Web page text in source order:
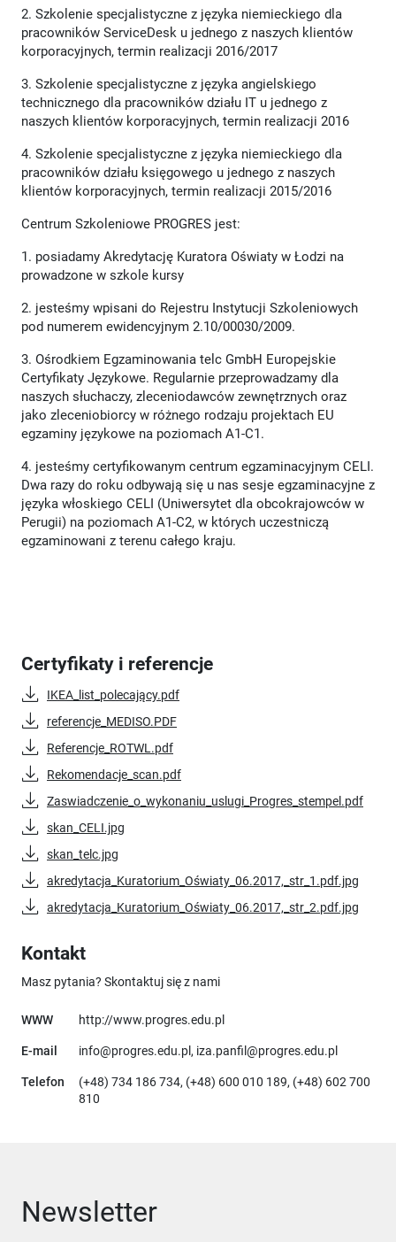
2. Szkolenie specjalistyczne z języka niemieckiego dla
pracowników ServiceDesk u jednego z naszych klientów
korporacyjnych, termin realizacji 2016/2017
3. Szkolenie specjalistyczne z języka angielskiego
technicznego dla pracowników działu IT u jednego z
naszych klientów korporacyjnych, termin realizacji 2016
4. Szkolenie specjalistyczne z języka niemieckiego dla
pracowników działu księgowego u jednego z naszych
klientów korporacyjnych, termin realizacji 2015/2016
Centrum Szkoleniowe PROGRES jest:
1. posiadamy Akredytację Kuratora Oświaty w Łodzi na
prowadzone w szkole kursy
2. jesteśmy wpisani do Rejestru Instytucji Szkoleniowych
pod numerem ewidencyjnym 2.10/00030/2009.
3. Ośrodkiem Egzaminowania telc GmbH Europejskie
Certyfikaty Językowe. Regularnie przeprowadzamy dla
naszych słuchaczy, zleceniodawców zewnętrznych oraz
jako zleceniobiorcy w różnego rodzaju projektach EU
egzaminy językowe na poziomach A1-C1.
4. jesteśmy certyfikowanym centrum egzaminacyjnym CELI.
Dwa razy do roku odbywają się u nas sesje egzaminacyjne z
języka włoskiego CELI (Uniwersytet dla obcokrajowców w
Perugii) na poziomach A1-C2, w których uczestniczą
egzaminowani z terenu całego kraju.
Certyfikaty i referencje
IKEA_list_polecający.pdf
referencje_MEDISO.PDF
Referencje_ROTWL.pdf
Rekomendacje_scan.pdf
Zaswiadczenie_o_wykonaniu_uslugi_Progres_stempel.pdf
skan_CELI.jpg
skan_telc.jpg
akredytacja_Kuratorium_Oświaty_06.2017,_str_1.pdf.jpg
akredytacja_Kuratorium_Oświaty_06.2017,_str_2.pdf.jpg
Kontakt
Masz pytania? Skontaktuj się z nami
WWW http://www.progres.edu.plUwaga, link otworzy się w
E-mail info@progres.edu.pl, iza.panfil@progres.edu.pl
Telefon
(+48) 734 186 734, (+48) 600 010 189, (+48) 602 700
810
Newsletter